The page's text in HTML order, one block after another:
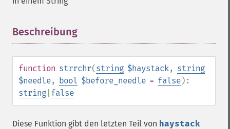
Beschreibung
function strrchr(string $haystack, string
$needle, bool $before_needle = false):
string false
Diese Funktion gibt den letzten Teil von haystack